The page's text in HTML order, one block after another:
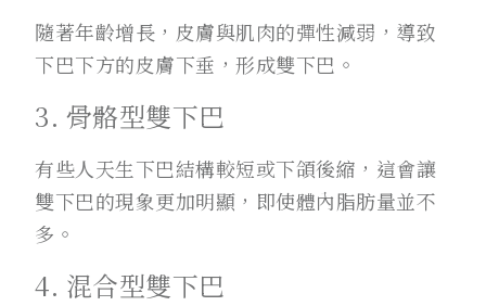
隨著年齡增長，皮膚與肌肉的彈性減弱，導致
下巴下方的皮膚下垂，形成雙下巴。
3. 骨骼型雙下巴
有些人天生下巴結構較短或下頜後縮，這會讓
雙下巴的現象更加明顯，即使體內脂肪量並不
多。
4. 混合型雙下巴